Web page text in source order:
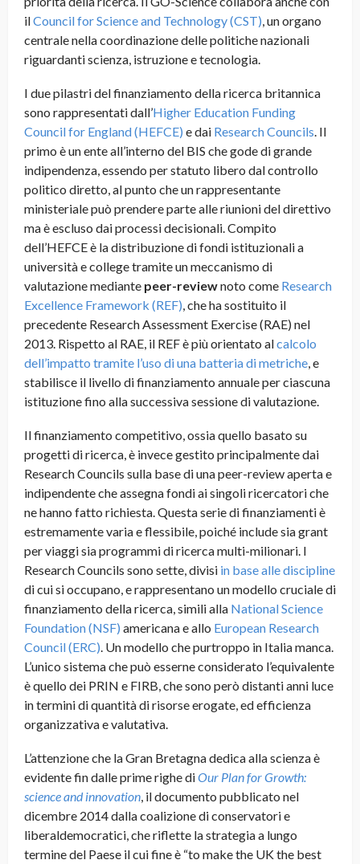
ilCouncil for Science and Technology (CST), un organo
centrale nella coordinazione delle politiche nazionali
riguardanti scienza, istruzione e tecnologia.
I due pilastri del finanziamento della ricerca britannica
sono rappresentati dall’Higher Education Funding
Council for England (HEFCE) e dai Research Councils. Il
primo è un ente all’interno del BIS che gode di grande
indipendenza, essendo per statuto libero dal controllo
politico diretto, al punto che un rappresentante
ministeriale può prendere parte alle riunioni del direttivo
ma è escluso dai processi decisionali. Compito
dell’HEFCE è la distribuzione di fondi istituzionali a
università e college tramite un meccanismo di
valutazione mediante peer-reviewnoto come Research
Excellence Framework (REF), che ha sostituito il
precedente Research Assessment Exercise (RAE) nel
2013. Rispetto al RAE, il REF è più orientato alcalcolo
dell’impatto tramite l’uso di una batteria di metriche, e
stabilisce il livello di finanziamento annuale per ciascuna
istituzione fino alla successiva sessione di valutazione.
Il finanziamento competitivo, ossia quello basato su
progetti di ricerca, è invece gestito principalmente dai
Research Councils sulla base di una peer-review aperta e
indipendente che assegna fondi ai singoli ricercatori che
ne hanno fatto richiesta. Questa serie di finanziamenti è
estremamente varia e flessibile, poiché include sia grant
per viaggi sia programmi di ricerca multi-milionari. I
Research Councils sono sette, divisi in base alle discipline
di cui si occupano, e rappresentano un modello cruciale di
finanziamento della ricerca, simili alla National Science
Foundation (NSF) americana e allo European Research
Council (ERC). Un modello che purtroppo in Italia manca.
L’unico sistema che può esserne considerato l’equivalente
è quello dei PRIN e FIRB, che sono però distanti anni luce
in termini di quantità di risorse erogate, ed efficienza
organizzativa e valutativa.
L’attenzione che la Gran Bretagna dedica alla scienza è
evidente fin dalle prime righe diOur Plan for Growth:
science and innovation, il documento pubblicato nel
dicembre 2014 dalla coalizione di conservatori e
liberaldemocratici, che riflette la strategia a lungo
termine del Paese il cui fine è “to make the UK the best